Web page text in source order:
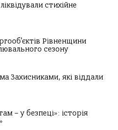
стихійне
Рівненщини
сезону
Захисниками, які віддали
– у безпеці»: історія